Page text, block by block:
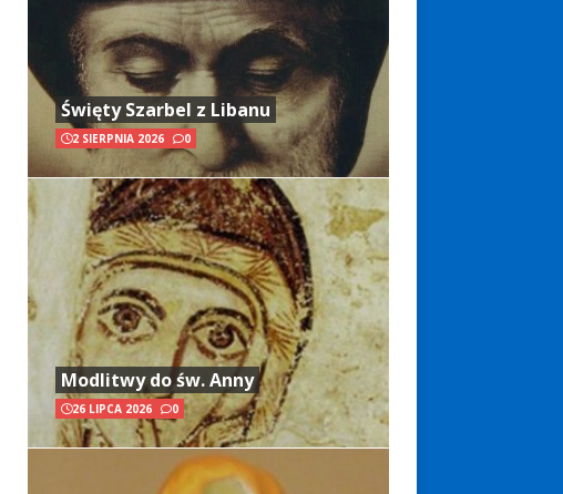
Święty Szarbel z Libanu
2 SIERPNIA 2026 0
Modlitwy do św. Anny
26 LIPCA 2026 0